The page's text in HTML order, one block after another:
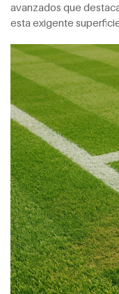
avanzados que
esta exigente